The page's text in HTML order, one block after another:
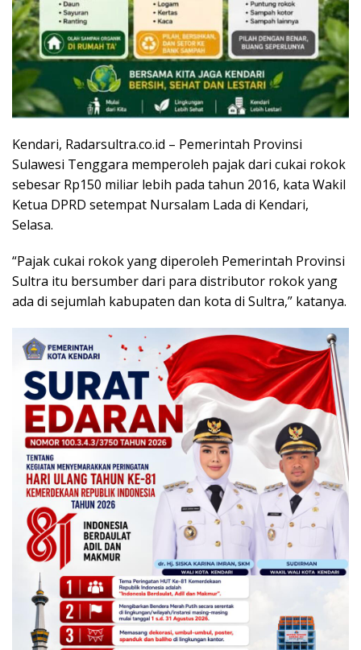
Kendari, Radarsultra.co.id – Pemerintah Provinsi
Sulawesi Tenggara memperoleh pajak dari cukai rokok
sebesar Rp150 miliar lebih pada tahun 2016, kata Wakil
Ketua DPRD setempat Nursalam Lada di Kendari,
Selasa.
“Pajak cukai rokok yang diperoleh Pemerintah Provinsi
Sultra itu bersumber dari para distributor rokok yang
ada di sejumlah kabupaten dan kota di Sultra,” katanya.